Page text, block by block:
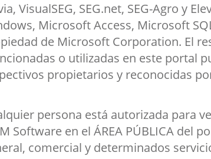
VisualSEG, SEG.net, SEG-Agro y
Microsoft Access, Microsoft
de Microsoft Corporation. El
o utilizadas en este portal
propietarios y reconocidas
persona está autorizada para
Software en el ÁREA PÚBLICA del
comercial y determinados